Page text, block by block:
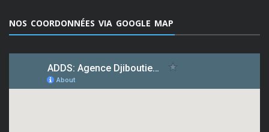
NOS COORDONNÉES VIA GOOGLE MAP